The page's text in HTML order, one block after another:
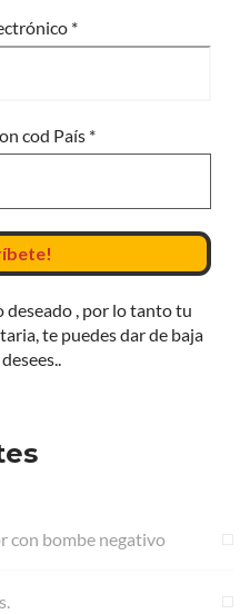
*
cod País *
deseado , por lo tanto tu
te puedes dar de baja
con bombe negativo